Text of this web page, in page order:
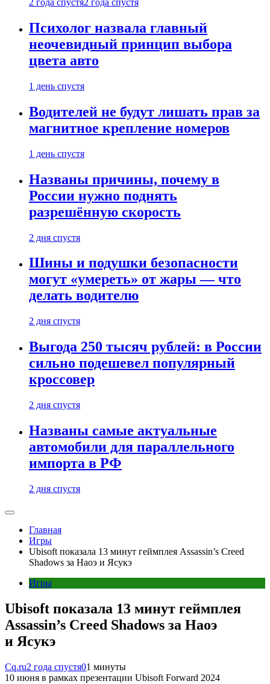
2 года спустя2 года спустя
Психолог назвала главный
неочевидный принцип выбора
цвета авто
1 день спустя
Водителей не будут лишать прав за
магнитное крепление номеров
1 день спустя
Названы причины, почему в
России нужно поднять
разрешённую скорость
2 дня спустя
Шины и подушки безопасности
могут «умереть» от жары — что
делать водителю
2 дня спустя
Выгода 250 тысяч рублей: в России
сильно подешевел популярный
кроссовер
2 дня спустя
Названы самые актуальные
автомобили для параллельного
импорта в РФ
2 дня спустя
Главная
Игры
Ubisoft показала 13 минут геймплея Assassin’s Creed
Shadows за Наоэ и Ясукэ
Игры
Ubisoft показала 13 минут геймплея
Assassin’s Creed Shadows за Наоэ
и Ясукэ
Cq.ru2 года спустя01 минуты
10 июня в рамках презентации Ubisoft Forward 2024